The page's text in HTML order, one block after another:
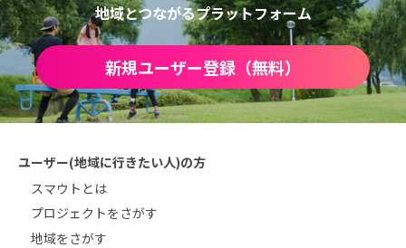
地域とつながるプラットフォーム
新規ユーザー登録（無料）
ユーザー(地域に行きたい人)の方
スマウトとは
プロジェクトをさがす
地域をさがす